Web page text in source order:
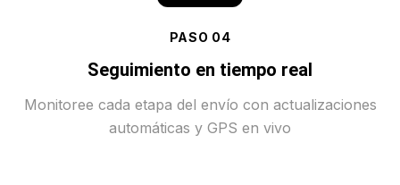
PASO 04
Seguimiento en tiempo real
Monitoree cada etapa del envío con actualizaciones
automáticas y GPS en vivo